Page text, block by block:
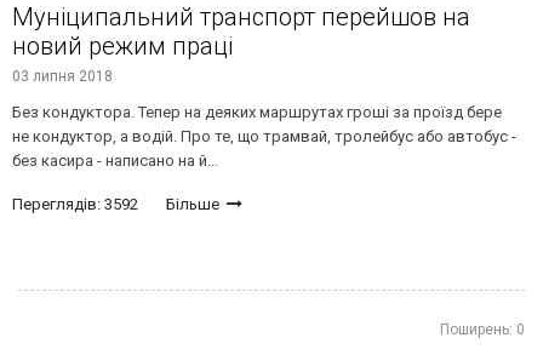
Муніципальний транспорт перейшов на
новий режим праці
03 липня 2018
Без кондуктора. Тепер на деяких маршрутах гроші за проїзд бере
не кондуктор, а водій. Про те, що трамвай, тролейбус або автобус -
без касира - написано на й...
Переглядів: 3592 Більше
Поширень: 0